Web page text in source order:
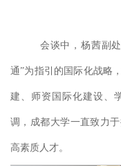
会谈中，杨茜副
通”为指引的 国际化战略
建、师资国际化建设、
调，成都大学一直致力
高素质人才。